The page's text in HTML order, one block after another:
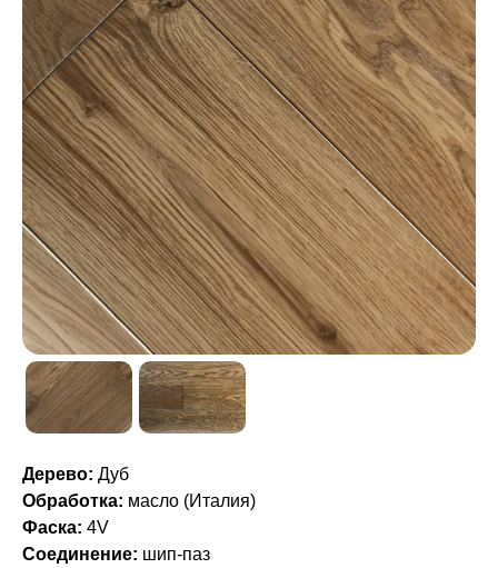
Дерево: Дуб
Обработка: масло (Италия)
Фаска: 4V
Соединение: шип-паз